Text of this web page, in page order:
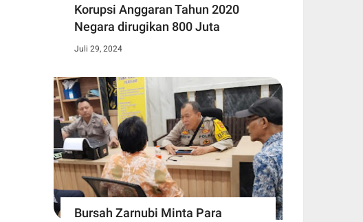
Korupsi Anggaran Tahun 2020
Negara dirugikan 800 Juta
Juli 29, 2024
Bursah Zarnubi Minta Para